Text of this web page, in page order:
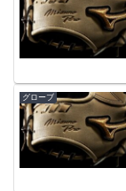
グローブ